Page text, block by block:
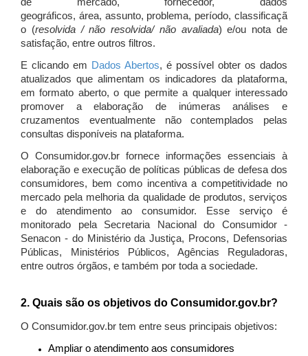
de mercado, fornecedor, dados
geográficos, área, assunto, problema, período, classificaçã
o (resolvida / não resolvida/ não avaliada) e/ou nota de
satisfação, entre outros filtros.
E clicando em Dados Abertos, é possível obter os dados
atualizados que alimentam os indicadores da plataforma,
em formato aberto, o que permite a qualquer interessado
promover a elaboração de inúmeras análises e
cruzamentos eventualmente não contemplados pelas
consultas disponíveis na plataforma.
O Consumidor.gov.br fornece informações essenciais à
elaboração e execução de políticas públicas de defesa dos
consumidores, bem como incentiva a competitividade no
mercado pela melhoria da qualidade de produtos, serviços
e do atendimento ao consumidor. Esse serviço é
monitorado pela Secretaria Nacional do Consumidor -
Senacon - do Ministério da Justiça, Procons, Defensorias
Públicas, Ministérios Públicos, Agências Reguladoras,
entre outros órgãos, e também por toda a sociedade.
2. Quais são os objetivos do Consumidor.gov.br?
O Consumidor.gov.br tem entre seus principais objetivos:
Ampliar o atendimento aos consumidores